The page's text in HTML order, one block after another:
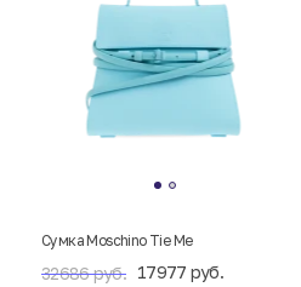
Сумка Moschino Tie Me
32686 руб. 17977 руб.